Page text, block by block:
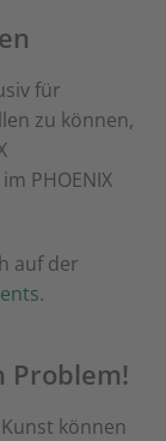
für
zu können,
PHOENIX
auf der
.
Problem!
können